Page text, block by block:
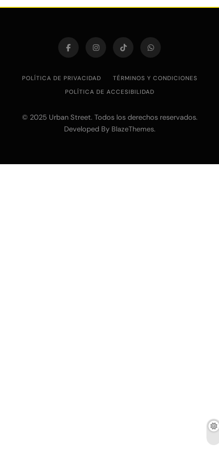
POLÍTICA DE PRIVACIDAD
TÉRMINOS Y CONDICIONES
POLÍTICA DE ACCESIBILIDAD
© 2025 Urban Street. Todos los derechos reservados.
Developed By BlazeThemes.